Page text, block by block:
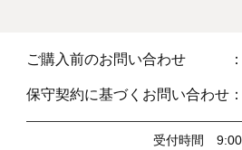
ご購入前のお問い合わせ ：
保守契約に基づくお問い合わせ：
受付時間